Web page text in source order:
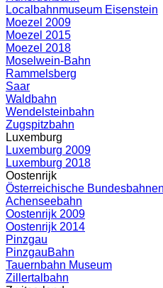
Localbahnmuseum Eisenstein
Moezel 2009
Moezel 2015
Moezel 2018
Moselwein-Bahn
Rammelsberg
Saar
Waldbahn
Wendelsteinbahn
Zugspitzbahn
Luxemburg
Luxemburg 2009
Luxemburg 2018
Oostenrijk
Österreichische
Achenseebahn
Oostenrijk 2009
Oostenrijk 2014
Pinzgau
PinzgauBahn
Tauernbahn Museum
Zillertalbahn